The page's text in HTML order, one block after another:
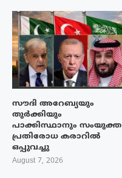
സൗദി അറേബ്യയും
തുർക്കിയും
പാക്കിസ്ഥാനും സംയുക്ത
പ്രതിരോധ കരാറിൽ
ഒപ്പുവച്ചു
August 7, 2026